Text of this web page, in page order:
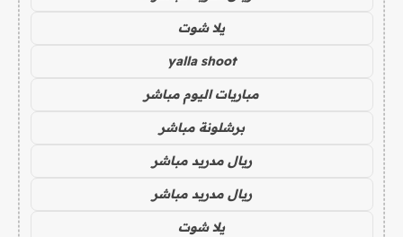
يلا شوت
yalla shoot
مباريات اليوم مباشر
برشلونة مباشر
ريال مدريد مباشر
ريال مدريد مباشر
يلا شوت